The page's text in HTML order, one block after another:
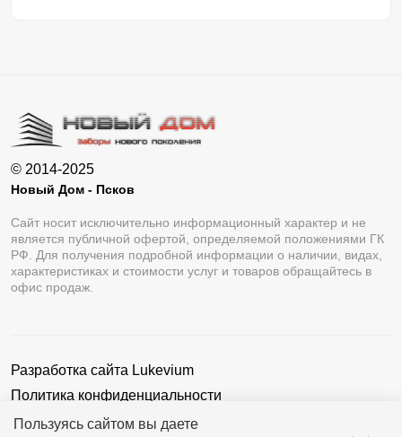
Пользуясь сайтом вы даете
© 2014-2025
Новый Дом - Псков
Сайт носит исключительно информационный характер и не
является публичной офертой, определяемой положениями ГК
РФ. Для получения подробной информации о наличии, видах,
характеристиках и стоимости услуг и товаров обращайтесь в
офис продаж.
Разработка сайта Lukevium
Политика конфиденциальности
Пользовательское соглашение